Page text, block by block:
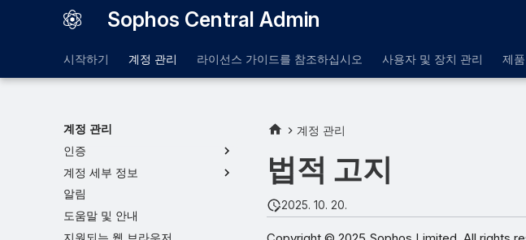
Sophos Central Admin
시작하기 계정 관리 라이선스 가이드를 참조하십시오 사용자 및 장치 관리 제
계정 관리
인증
계정 세부 정보
알림
도움말 및 안내
지원되는 웹 브라우저
계정 관리
법적 고지
2025. 10. 20.